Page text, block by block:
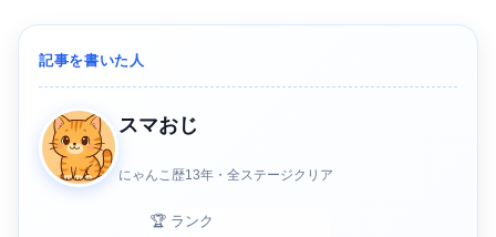
記事を書いた人
スマおじ
にゃんこ歴13年・全ステージクリア
🏆 ランク